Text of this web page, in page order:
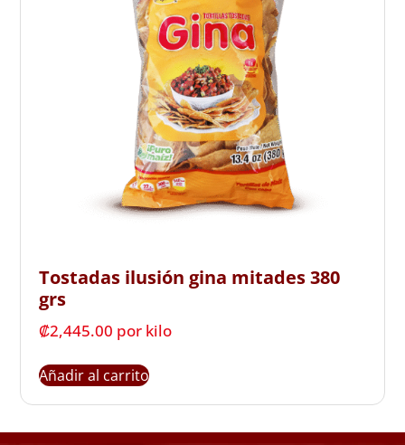
Tostadas ilusión gina mitades 380
grs
₡2,445.00 por kilo
Añadir al carrito